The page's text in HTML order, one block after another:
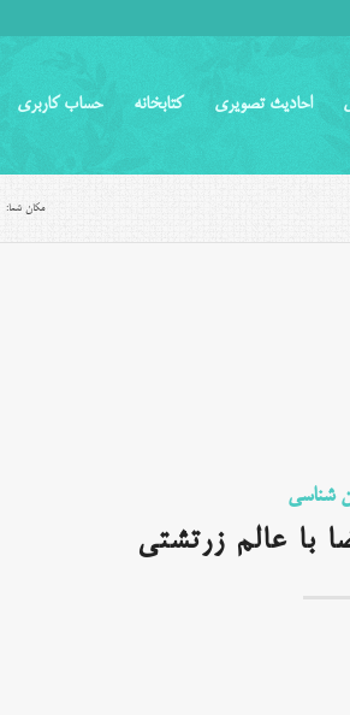
احادیث تصویری کتابخانه حساب کاربری
مکان شما:
شناسی
با عالم زرتشتی